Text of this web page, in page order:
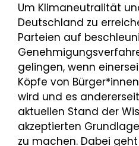
Um Klimaneutralität
Deutschland zu
Parteien auf
gelingen, wenn
Köpfe von
wird und es
aktuellen Stand der
akzeptierten
zu machen. Dabei